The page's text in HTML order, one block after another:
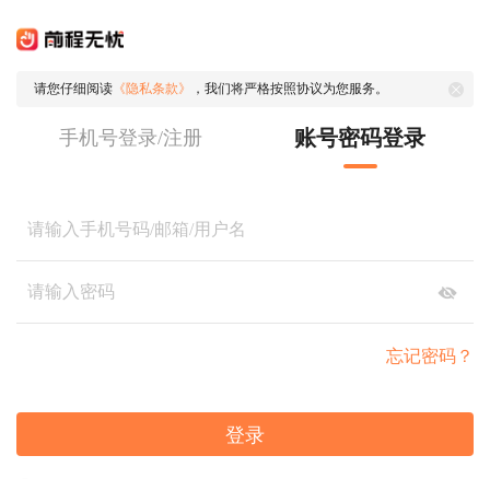
请您仔细阅读 《隐私条款》 ，我们将严格按照协议为您服务。
手机号登录/注册 账号密码登录
忘记密码？
登录